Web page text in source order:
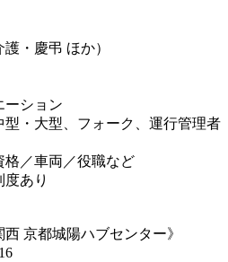
・慶弔 ほか）
ーション
型・大型、フォーク、運行管理者
格／車両／役職など
度あり
京都城陽ハブセンター》